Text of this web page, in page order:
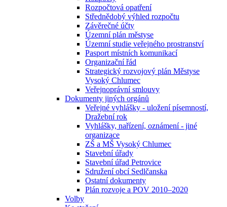
Rozpočtová opatření
Střednědobý výhled rozpočtu
Závěrečné účty
Územní plán městyse
Územní studie veřejného prostranství
Pasport místních komunikací
Organizační řád
Strategický rozvojový plán Městyse
Vysoký Chlumec
Veřejnoprávní smlouvy
Dokumenty jiných orgánů
Veřejné vyhlášky - uložení písemností,
Dražební rok
Vyhlášky, nařízení, oznámení - jiné
organizace
ZŠ a MŠ Vysoký Chlumec
Stavební úřady
Stavební úřad Petrovice
Sdružení obcí Sedlčanska
Ostatní dokumenty
Plán rozvoje a POV 2010–2020
Volby